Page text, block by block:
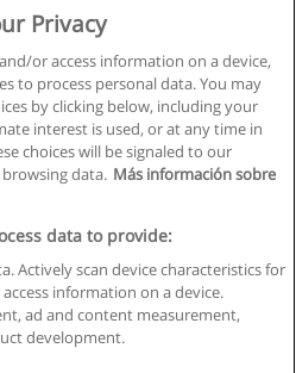
formation-conseil en entreprise
d'information
d'utilisation
des données
Educaedu
Privacy
or access information on a device,
to process personal data. You may
by clicking below, including your
interest is used, or at any time in
choices will be signaled to our
data. Más información sobre
data to provide:
Actively scan device characteristics for
information on a device.
ad and content measurement,
development.